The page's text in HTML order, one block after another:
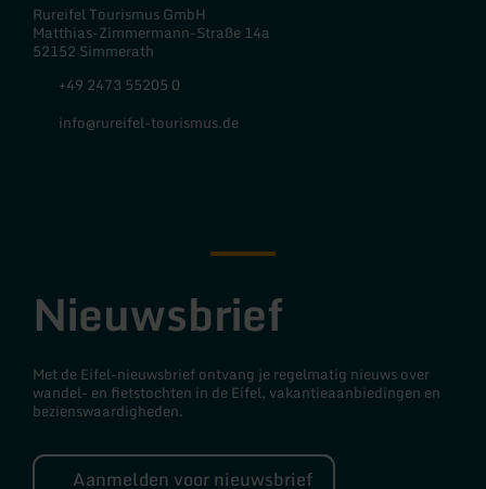
Rureifel Tourismus GmbH
Matthias-Zimmermann-Straße 14a
52152 Simmerath
+49 2473 55205 0
info@rureifel-tourismus.de
Nieuwsbrief
Met de Eifel-nieuwsbrief ontvang je regelmatig nieuws over
wandel- en fietstochten in de Eifel, vakantieaanbiedingen en
bezienswaardigheden.
Aanmelden voor nieuwsbrief